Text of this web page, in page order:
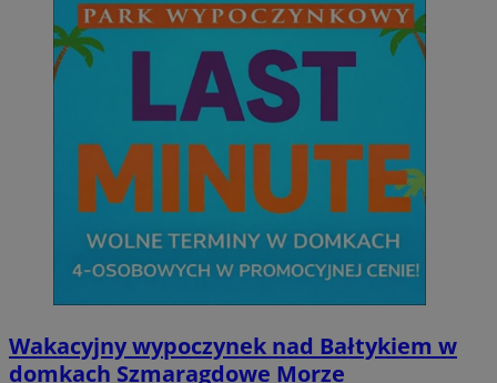
Wakacyjny wypoczynek nad Bałtykiem w
domkach Szmaragdowe Morze